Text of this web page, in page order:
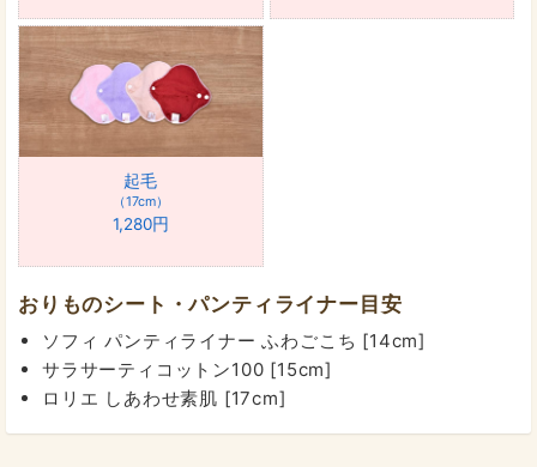
起毛
17cm
1,280円
おりものシート・パンティライナー目安
ソフィ パンティライナー ふわごこち [14cm]
サラサーティコットン100 [15cm]
ロリエ しあわせ素肌 [17cm]